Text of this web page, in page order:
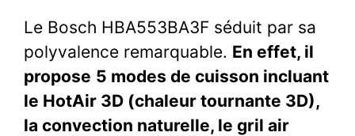
Le Bosch HBA553BA3F séduit par sa
polyvalence remarquable. En effet, il
propose 5 modes de cuisson incluant
le HotAir 3D (chaleur tournante 3D),
la convection naturelle, le gril air